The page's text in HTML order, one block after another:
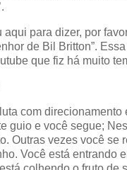
aqui para dizer, por
de Bil Britton”.
que fiz há muito
com direcionamento
guio e você segue;
Outras vezes você se
Você está entrando